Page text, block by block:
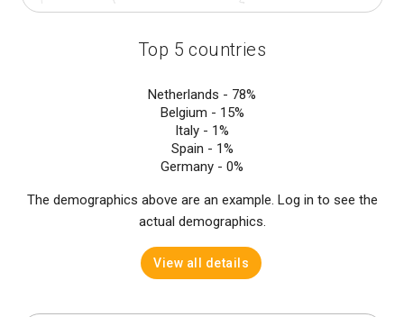
Top 5 countries
Netherlands - 78%
Belgium - 15%
Italy - 1%
Spain - 1%
Germany - 0%
The demographics above are an example. Log in to see the
actual demographics.
View all details